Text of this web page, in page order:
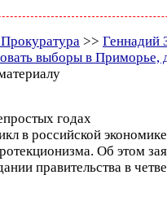
>> Геннадий
выборы в Приморье,
годах
в российской
Об этом
правительства в